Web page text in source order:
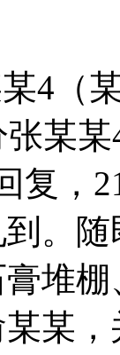
4（
某
复，
。
堆
某